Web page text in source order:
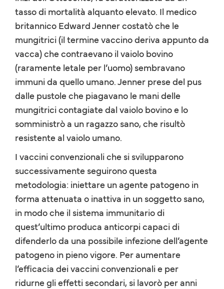
tasso di mortalità alquanto elevato. Il medico
britannico Edward Jenner costatò che le
mungitrici (il termine vaccino deriva appunto da
vacca) che contraevano il vaiolo bovino
(raramente letale per l’uomo) sembravano
immuni da quello umano. Jenner prese del pus
dalle pustole che piagavano le mani delle
mungitrici contagiate dal vaiolo bovino e lo
somministrò a un ragazzo sano, che risultò
resistente al vaiolo umano.
I vaccini convenzionali che si svilupparono
successivamente seguirono questa
metodologia: iniettare un agente patogeno in
forma attenuata o inattiva in un soggetto sano,
in modo che il sistema immunitario di
quest’ultimo produca anticorpi capaci di
difenderlo da una possibile infezione dell’agente
patogeno in pieno vigore. Per aumentare
l’efficacia dei vaccini convenzionali e per
ridurne gli effetti secondari, si lavorò per anni